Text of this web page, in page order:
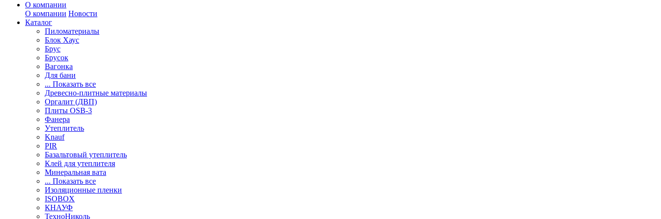
О компании
О компании Новости
Каталог
Пиломатериалы
Блок Хаус
Брус
Брусок
Вагонка
Для бани
... Показать все
Древесно-плитные материалы
Оргалит (ДВП)
Плиты OSB-3
Фанера
Утеплитель
Knauf
PIR
Базальтовый утеплитель
Клей для утеплителя
Минеральная вата
... Показать все
Изоляционные пленки
ISOBOX
КНАУФ
ТехноНиколь